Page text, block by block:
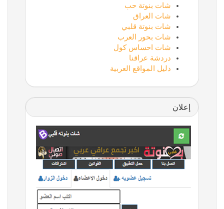
شات بنوتة حب
شات العراق
شات بنوتة قلبي
شات بحور العرب
شات احساس كول
دردشة عراقنا
دليل المواقع العربية
إعلان